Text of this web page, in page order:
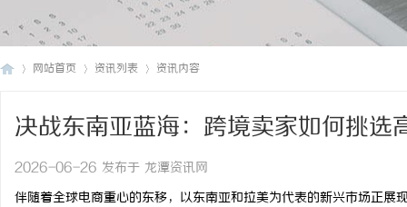
网站首页 资讯列表 资讯内容
决战东南亚蓝海：跨境卖家如何挑
2026-06-26 发布于 龙潭资讯网
伴随着全球电商重心的东移，以东南亚和拉美为代表的新兴市场正展